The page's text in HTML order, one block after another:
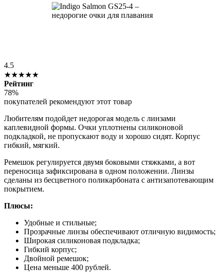
4.5
★★★★★
Рейтинг
78%
покупателей рекомендуют этот товар
Любителям подойдет недорогая модель с линзами
каплевидной формы. Очки уплотнены силиконовой
подкладкой, не пропускают воду и хорошо сидят. Корпус
гибкий, мягкий.
Ремешок регулируется двумя боковыми стяжками, а вот
переносица зафиксирована в одном положении. Линзы
сделаны из бесцветного поликарбоната с антизапотевающим
покрытием.
Плюсы:
Удобные и стильные;
Прозрачные линзы обеспечивают отличную видимость;
Широкая силиконовая подкладка;
Гибкий корпус;
Двойной ремешок;
Цена меньше 400 рублей.